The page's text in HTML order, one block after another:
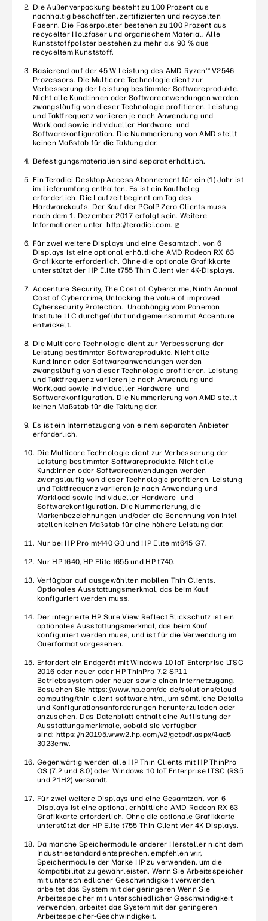
Die Außenverpackung besteht zu 100 Prozent aus
nachhaltig beschafften, zertifizierten und recycelten
Fasern. Die Faserpolster bestehen zu 100 Prozent aus
recycelter Holzfaser und organischem Material. Alle
Kunststoffpolster bestehen zu mehr als 90 % aus
recyceltem Kunststoff.
Basierend auf der 45 W-Leistung des AMD Ryzen™ V2546
Prozessors. Die Multicore-Technologie dient zur
Verbesserung der Leistung bestimmter Softwareprodukte.
Nicht alle Kund:innen oder Softwareanwendungen werden
zwangsläufig von dieser Technologie profitieren. Leistung
und Taktfrequenz variieren je nach Anwendung und
Workload sowie individueller Hardware- und
Softwarekonfiguration. Die Nummerierung von AMD stellt
keinen Maßstab für die Taktung dar.
Befestigungsmaterialien sind separat erhältlich.
Ein Teradici Desktop Access Abonnement für ein (1) Jahr ist
im Lieferumfang enthalten. Es ist ein Kaufbeleg
erforderlich. Die Laufzeit beginnt am Tag des
Hardwarekaufs. Der Kauf der PCoIP Zero Clients muss
nach dem 1. Dezember 2017 erfolgt sein. Weitere
Informationen unterhttp://teradici.com.
Für zwei weitere Displays und eine Gesamtzahl von 6
Displays ist eine optional erhältliche AMD Radeon RX 63
Grafikkarte erforderlich. Ohne die optionale Grafikkarte
unterstützt der HP Elite t755 Thin Client vier 4K-Displays.
Accenture Security, The Cost of Cybercrime, Ninth Annual
Cost of Cybercrime, Unlocking the value of improved
Cybersecurity Protection. Unabhängig vom Ponemon
Institute LLC durchgeführt und gemeinsam mit Accenture
entwickelt.
Die Multicore-Technologie dient zur Verbesserung der
Leistung bestimmter Softwareprodukte. Nicht alle
Kund:innen oder Softwareanwendungen werden
zwangsläufig von dieser Technologie profitieren. Leistung
und Taktfrequenz variieren je nach Anwendung und
Workload sowie individueller Hardware- und
Softwarekonfiguration. Die Nummerierung von AMD stellt
keinen Maßstab für die Taktung dar.
Es ist ein Internetzugang von einem separaten Anbieter
erforderlich.
Die Multicore-Technologie dient zur Verbesserung der
Leistung bestimmter Softwareprodukte. Nicht alle
Kund:innen oder Softwareanwendungen werden
zwangsläufig von dieser Technologie profitieren. Leistung
und Taktfrequenz variieren je nach Anwendung und
Workload sowie individueller Hardware- und
Softwarekonfiguration. Die Nummerierung, die
Markenbezeichnungen und/oder die Benennung von Intel
stellen keinen Maßstab für eine höhere Leistung dar.
Nur bei HP Pro mt440 G3 und HP Elite mt645 G7.
Nur HP t640, HP Elite t655 und HP t740.
Verfügbar auf ausgewählten mobilen Thin Clients.
Optionales Ausstattungsmerkmal, das beim Kauf
konfiguriert werden muss.
Der integrierte HP Sure View Reflect Blickschutz ist ein
optionales Ausstattungsmerkmal, das beim Kauf
konfiguriert werden muss, und ist für die Verwendung im
Querformat vorgesehen.
Erfordert ein Endgerät mit Windows 10 IoT Enterprise LTSC
2016 oder neuer oder HP ThinPro 7.2 SP11
Betriebssystem oder neuer sowie einen Internetzugang.
Besuchen Sie https://www.hp.com/de-de/solutions/cloud-
computing/thin-client-software.html , um sämtliche Details
und Konfigurationsanforderungen herunterzuladen oder
anzusehen. Das Datenblatt enthält eine Auflistung der
Ausstattungsmerkmale, sobald sie verfügbar
sind: https://h20195.www2.hp.com/v2/getpdf.aspx/4aa5-
3023enw.
Gegenwärtig werden alle HP Thin Clients mit HP ThinPro
OS (7.2 und 8.0) oder Windows 10 IoT Enterprise LTSC (RS5
und 21H2) versandt.
Für zwei weitere Displays und eine Gesamtzahl von 6
Displays ist eine optional erhältliche AMD Radeon RX 63
Grafikkarte erforderlich. Ohne die optionale Grafikkarte
unterstützt der HP Elite t755 Thin Client vier 4K-Displays.
Da manche Speichermodule anderer Hersteller nicht dem
Industriestandard entsprechen, empfehlen wir,
Speichermodule der Marke HP zu verwenden, um die
Kompatibilität zu gewährleisten. Wenn Sie Arbeitsspeicher
mit unterschiedlicher Geschwindigkeit verwenden,
arbeitet das System mit der geringeren Wenn Sie
Arbeitsspeicher mit unterschiedlicher Geschwindigkeit
verwenden, arbeitet das System mit der geringeren
Arbeitsspeicher-Geschwindigkeit.​